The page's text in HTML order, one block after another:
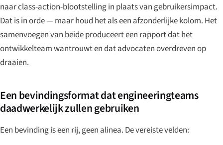
naar class-action-blootstelling in plaats van gebruikersimpact.
Dat is in orde — maar houd het als een afzonderlijke kolom. Het
samenvoegen van beide produceert een rapport dat het
ontwikkelteam wantrouwt en dat advocaten overdreven op
draaien.
Een bevindingsformat dat engineeringteams
daadwerkelijk zullen gebruiken
Een bevinding is een rij, geen alinea. De vereiste velden: